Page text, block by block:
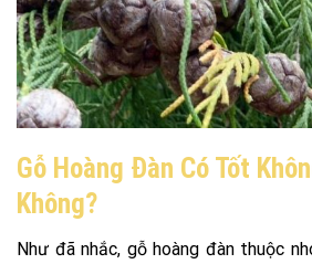
Gỗ Hoàng Đàn Có Tốt
Không?
Như đã nhắc, gỗ hoàng đàn thuộc